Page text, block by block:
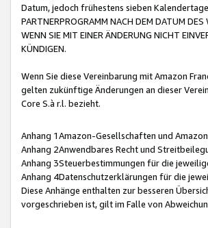
Datum, jedoch frühestens sieben
PARTNERPROGRAMM NACH DEM DATUM
WENN SIE MIT EINER ÄNDERUNG NICHT
KÜNDIGEN.
Wenn Sie diese Vereinbarung mit Amazon
gelten zukünftige Änderungen an dieser
Core S.à r.l. bezieht.
Anhang 1Amazon-Gesellschaften und
Anhang 2Anwendbares Recht und
Anhang 3Steuerbestimmungen für die
Anhang 4Datenschutzerklärungen für die
Diese Anhänge enthalten zur besseren
vorgeschrieben ist, gilt im Falle von